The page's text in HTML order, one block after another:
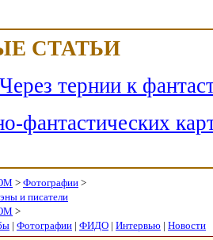
СТАТЬИ
Харитонов Е. Через тернии
фантастических
> Фотографии >
и писатели
>
| Фотографии | ФИДО | Интервью | Новости